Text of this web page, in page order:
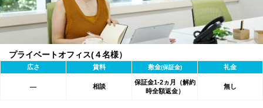
プライベートオフィス(４名様）
広さ 賃料 敷金(保証金) 礼金
― 相談
保証金1-2ヵ月（解約
時全額返金）
無し